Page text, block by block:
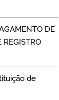
DE
REGISTRO
de